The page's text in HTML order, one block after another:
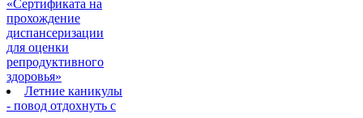
«Сертификата на
прохождение
диспансеризации
для оценки
репродуктивного
здоровья»
Летние каникулы
- повод отдохнуть с